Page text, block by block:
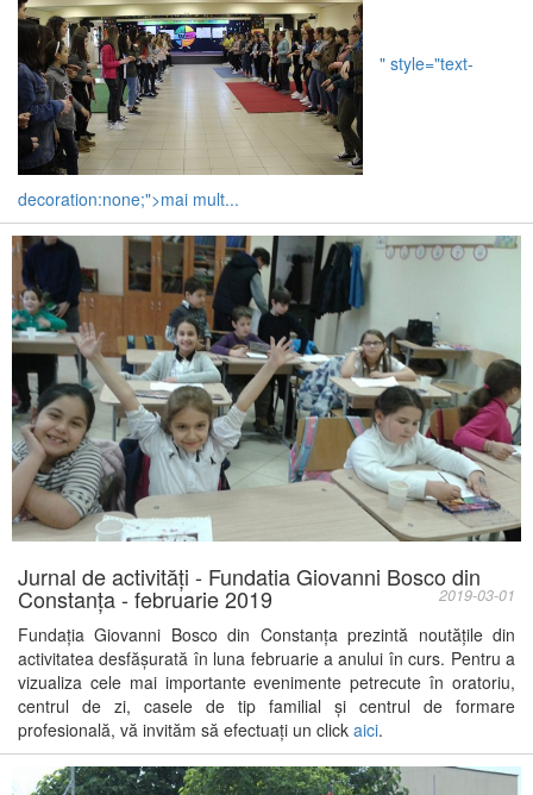
" style="text-
decoration:none;">mai mult...
Jurnal de activități - Fundatia Giovanni Bosco din
Constanța - februarie 2019 2019-03-01
Fundația Giovanni Bosco din Constanța prezintă noutățile din
activitatea desfășurată în luna februarie a anului în curs. Pentru a
vizualiza cele mai importante evenimente petrecute în oratoriu,
centrul de zi, casele de tip familial și centrul de formare
profesională, vă invităm să efectuați un click aici.